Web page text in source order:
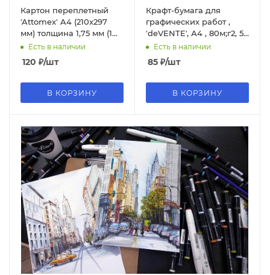
Картон переплетный
'Attomex' A4 (210x297
мм) толщина 1,75 мм (1
100 г;м²), 10 л, 4120004
Есть в наличии
120 ₽/шт
В КОРЗИНУ
Крафт-бумага для
графических работ ,
'deVENTE', А4 , 80м;г2, 50
листов, 2072204
Есть в наличии
85 ₽/шт
В КОРЗИНУ